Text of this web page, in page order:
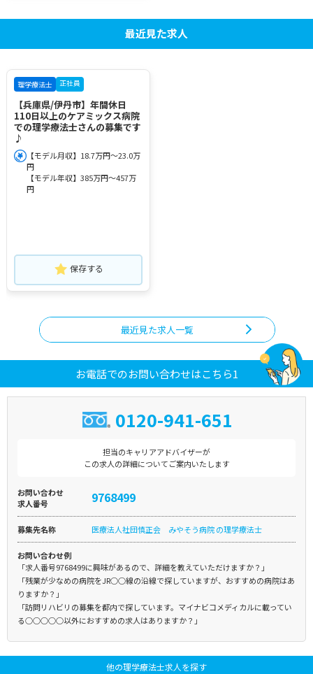
最近見た求人
理学療法士 正社員
【兵庫県/伊丹市】年間休日
110日以上のケアミックス病院
での理学療法士さんの募集です
♪
【モデル月収】18.7万円～23.0万
円
【モデル年収】385万円～457万
円
保存する
最近見た求人一覧
お電話でのお問い合わせはこちら1
0120-941-651
担当のキャリアアドバイザーが
この求人の詳細についてご案内いたします
お問い合わせ
求人番号
9768499
募集先名称 医療法人社団慎正会 みやそう病院 の理学療法士
お問い合わせ例
「求人番号9768499に興味があるので、詳細を教えていただけますか？」
「残業が少なめの病院をJR○○線の沿線で探していますが、おすすめの病院はあ
りますか？」
「訪問リハビリの募集を都内で探しています。マイナビコメディカルに載ってい
る○○○○○以外におすすめの求人はありますか？」
他の理学療法士求人を探す